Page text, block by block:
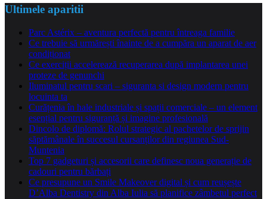
Ultimele aparitii
Parc Astérix – aventura perfectă pentru întreaga familie
Ce trebuie să urmărești înainte de a cumpăra un aparat de aer
condiționat
Ce exerciții accelerează recuperarea după implantarea unei
proteze de genunchi
Iluminatul pentru scari – siguranta si design modern pentru
locuinta ta
Curățenia în hale industriale și spații comerciale – un element
esențial pentru siguranță și imagine profesională
Dincolo de diplomă: Rolul strategic al pachetelor de sprijin
săptămânale în succesul cursanților din regiunea Sud-
Muntenia
Top 7 gadgeturi și accesorii care definesc noua generație de
cadouri pentru bărbați
Ce presupune un Smile Makeover digital și cum reușește
D’Alba Dentistry din Alba Iulia să planifice zâmbetul perfect